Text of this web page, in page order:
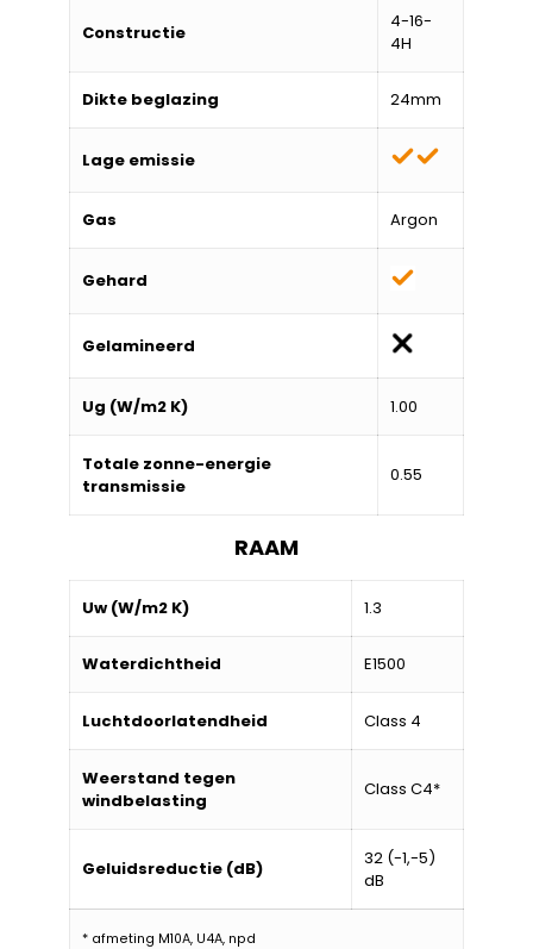
Constructie
4-16-
4H
Dikte beglazing 24mm
Lage emissie
Gas Argon
Gehard
Gelamineerd
Ug (W/m2 K) 1.00
Totale zonne-energie
transmissie
0.55
RAAM
Uw (W/m2 K) 1.3
Waterdichtheid E1500
Luchtdoorlatendheid Class 4
Weerstand tegen
windbelasting
Class C4*
Geluidsreductie (dB)
32 (-1,-5)
dB
* afmeting M10A, U4A, npd